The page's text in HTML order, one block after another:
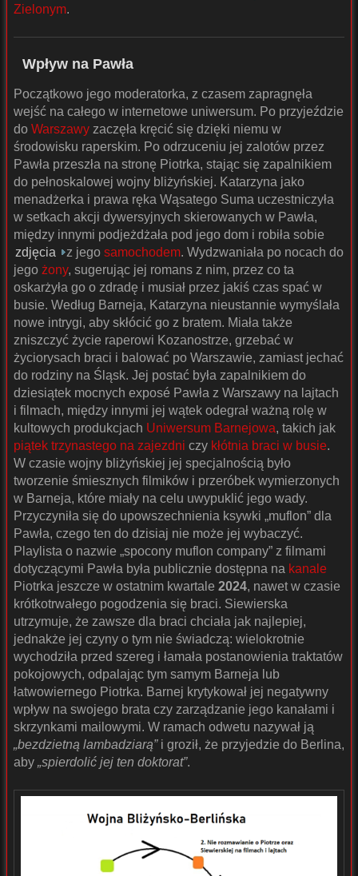
Zielonym.
Wpływ na Pawła
Początkowo jego moderatorka, z czasem zapragnęła
wejść na całego w internetowe uniwersum. Po przyjeździe
do Warszawy zaczęła kręcić się dzięki niemu w
środowisku raperskim. Po odrzuceniu jej zalotów przez
Pawła przeszła na stronę Piotrka, stając się zapalnikiem
do pełnoskalowej wojny bliżyńskiej. Katarzyna jako
menadżerka i prawa ręka Wąsatego Suma uczestniczyła
w setkach akcji dywersyjnych skierowanych w Pawła,
między innymi podjeżdżała pod jego dom i robiła sobie
zdjęcia
z jego samochodem. Wydzwaniała po nocach do
jego żony, sugerując jej romans z nim, przez co ta
oskarżyła go o zdradę i musiał przez jakiś czas spać w
busie. Według Barneja, Katarzyna nieustannie wymyślała
nowe intrygi, aby skłócić go z bratem. Miała także
zniszczyć życie raperowi Kozanostrze, grzebać w
życiorysach braci i balować po Warszawie, zamiast jechać
do rodziny na Śląsk. Jej postać była zapalnikiem do
dziesiątek mocnych exposé Pawła z Warszawy na lajtach
i filmach, między innymi jej wątek odegrał ważną rolę w
kultowych produkcjach Uniwersum Barnejowa, takich jak
piątek trzynastego na zajezdni czy kłótnia braci w busie.
W czasie wojny bliżyńskiej jej specjalnością było
tworzenie śmiesznych filmików i przeróbek wymierzonych
w Barneja, które miały na celu uwypuklić jego wady.
Przyczyniła się do upowszechnienia ksywki „muflon” dla
Pawła, czego ten do dzisiaj nie może jej wybaczyć.
Playlista o nazwie „spocony muflon company” z filmami
dotyczącymi Pawła była publicznie dostępna na kanale
Piotrka jeszcze w ostatnim kwartale 2024, nawet w czasie
krótkotrwałego pogodzenia się braci. Siewierska
utrzymuje, że zawsze dla braci chciała jak najlepiej,
jednakże jej czyny o tym nie świadczą: wielokrotnie
wychodziła przed szereg i łamała postanowienia traktatów
pokojowych, odpalając tym samym Barneja lub
łatwowiernego Piotrka. Barnej krytykował jej negatywny
wpływ na swojego brata czy zarządzanie jego kanałami i
skrzynkami mailowymi. W ramach odwetu nazywał ją
„bezdzietną lambadziarą”i groził, że przyjedzie do Berlina,
aby „spierdolić jej ten doktorat”.